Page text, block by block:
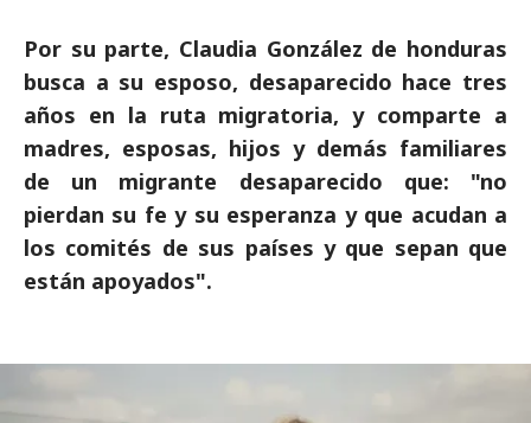
Por su parte, Claudia González de honduras
busca a su esposo, desaparecido hace tres
años en la ruta migratoria, y comparte a
madres, esposas, hijos y demás familiares
de un migrante desaparecido que: "no
pierdan su fe y su esperanza y que acudan a
los comités de sus países y que sepan que
están apoyados".